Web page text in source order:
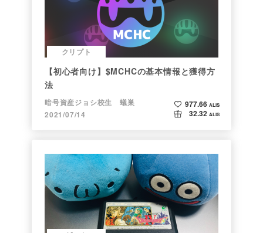
クリプト
【初心者向け】$MCHCの基本情報と獲得方
法
暗号資産ジョシ校生 蟻巣
2021/07/14
977.66 ALIS
32.32 ALIS